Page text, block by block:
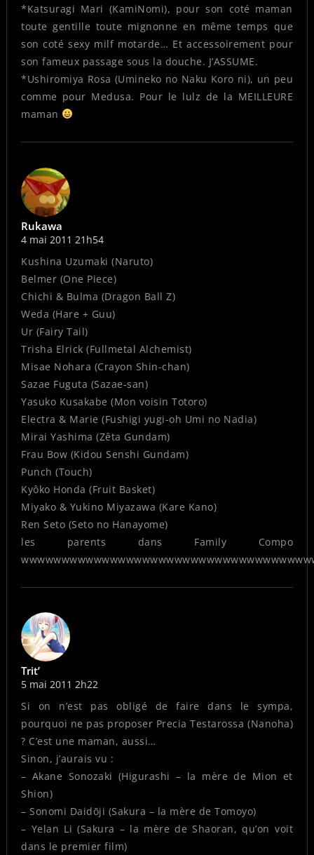
*Katsuragi Mari (KamiNomi), pour son coté maman
toute gentille toute mignonne en même temps que
son coté sexy milf motarde… Et accessoirement pour
son fameux passage sous la douche. J’ASSUME.
*Ushiromiya Rosa (Umineko no Naku Koro ni), un peu
comme pour Medusa. Pour le lulz de la MEILLEURE
maman
Rukawa
4 mai 2011 21h54
Kushina Uzumaki (Naruto)
Belmer (One Piece)
Chichi & Bulma (Dragon Ball Z)
Weda (Hare + Guu)
Ur (Fairy Tail)
Trisha Elrick (Fullmetal Alchemist)
Misae Nohara (Crayon Shin-chan)
Sazae Fuguta (Sazae-san)
Yasuko Kusakabe (Mon voisin Totoro)
Electra & Marie (Fushigi yugi-oh Umi no Nadia)
Mirai Yashima (Zêta Gundam)
Frau Bow (Kidou Senshi Gundam)
Punch (Touch)
Kyôko Honda (Fruit Basket)
Miyako & Yukino Miyazawa (Kare Kano)
Ren Seto (Seto no Hanayome)
les parents dans Family Compo
Trit’
5 mai 2011 2h22
Si on n’est pas obligé de faire dans le sympa,
pourquoi ne pas proposer Precia Testarossa (Nanoha)
? C’est une maman, aussi…
Sinon, j’aurais vu :
– Akane Sonozaki (Higurashi – la mère de Mion et
Shion)
– Sonomi Daidōji (Sakura – la mère de Tomoyo)
– Yelan Li (Sakura – la mère de Shaoran, qu’on voit
dans le premier film)